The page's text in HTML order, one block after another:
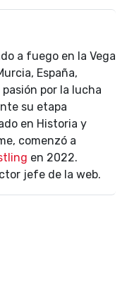
a fuego en la Vega
España,
por la lucha
su etapa
en Historia y
comenzó a
en 2022.
jefe de la web.